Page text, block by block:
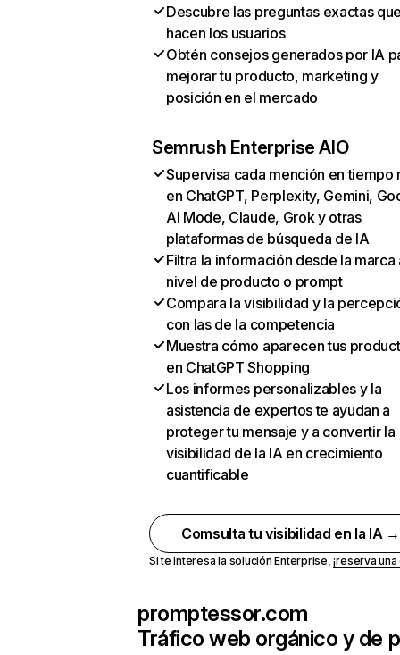
Descubre las preguntas exactas
hacen los usuarios
Obtén consejos generados por IA
mejorar tu producto, marketing y
posición en el mercado
Semrush Enterprise AIO
Supervisa cada mención en tiempo
en ChatGPT, Perplexity, Gemini,
AI Mode, Claude, Grok y otras
plataformas de búsqueda de IA
Filtra la información desde la marca
nivel de producto o prompt
Compara la visibilidad y la
con las de la competencia
Muestra cómo aparecen tus
en ChatGPT Shopping
Los informes personalizables y la
asistencia de expertos te ayudan a
proteger tu mensaje y a convertir la
visibilidad de la IA en crecimiento
cuantificable
Comsulta tu visibilidad en la IA →
Si te interesa la solución Enterprise,¡reserva
promptessor.com
Tráfico web orgánico y de